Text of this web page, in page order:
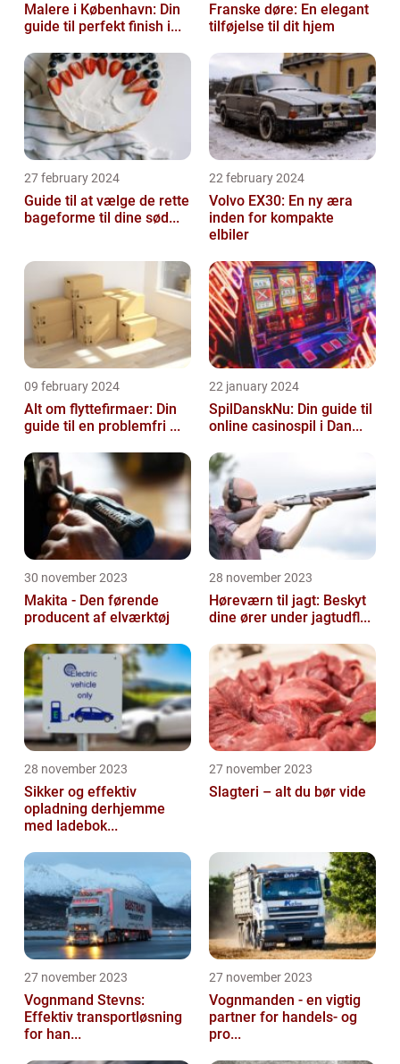
Malere i København: Din
guide til perfekt finish i...
Franske døre: En elegant
tilføjelse til dit hjem
27 february 2024
Guide til at vælge de rette
bageforme til dine sød...
22 february 2024
Volvo EX30: En ny æra
inden for kompakte
elbiler
09 february 2024
Alt om flyttefirmaer: Din
guide til en problemfri ...
22 january 2024
SpilDanskNu: Din guide til
online casinospil i Dan...
30 november 2023
Makita - Den førende
producent af elværktøj
28 november 2023
Høreværn til jagt: Beskyt
dine ører under jagtudfl...
28 november 2023
Sikker og effektiv
opladning derhjemme
med ladebok...
27 november 2023
Slagteri – alt du bør vide
27 november 2023
Vognmand Stevns:
Effektiv transportløsning
for han...
27 november 2023
Vognmanden - en vigtig
partner for handels- og
pro...